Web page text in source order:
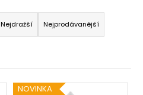
Nejdražší Nejprodávanější
NOVINKA